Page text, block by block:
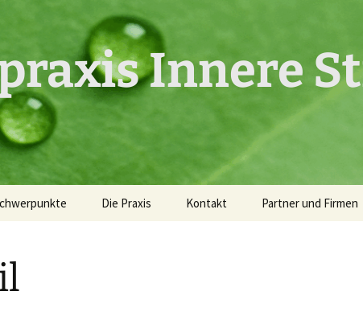
Innere
Die Praxis Kontakt Partner und Firmen